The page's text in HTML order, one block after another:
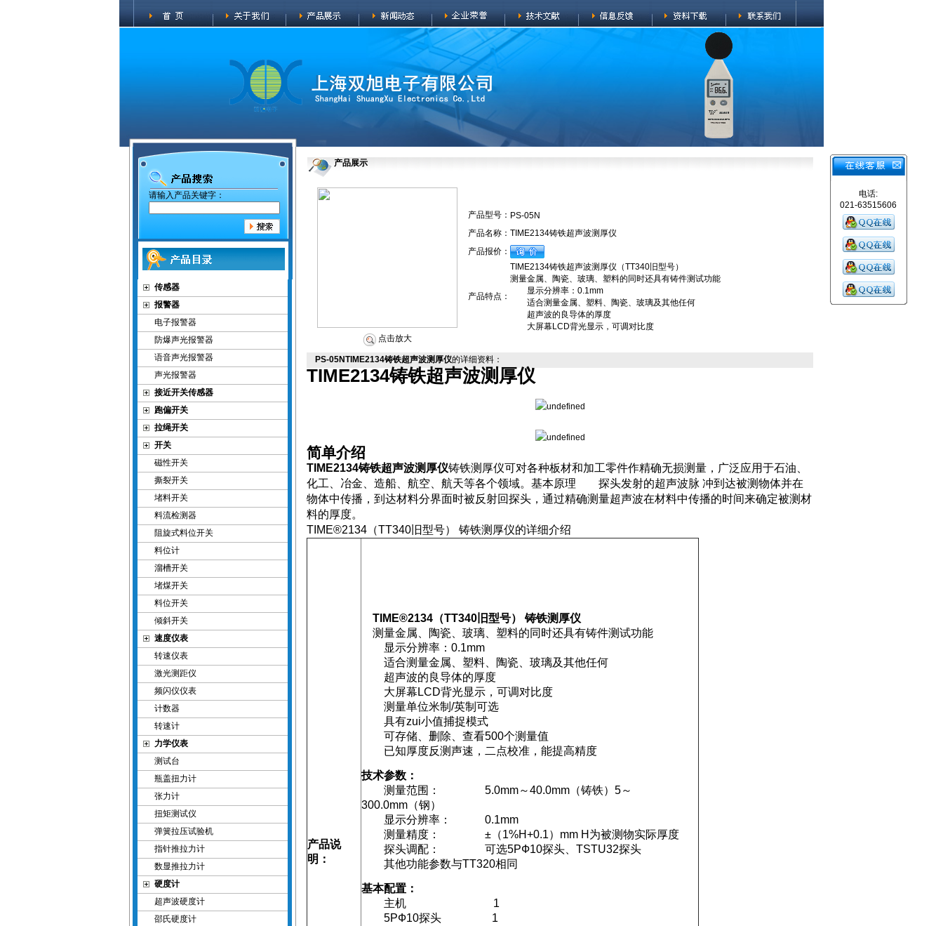
电话:
021-63515606
请输入产品关键字：
传感器
报警器
电子报警器
防爆声光报警器
语音声光报警器
声光报警器
接近开关传感器
跑偏开关
拉绳开关
开关
磁性开关
撕裂开关
堵料开关
料流检测器
阻旋式料位开关
料位计
溜槽开关
堵煤开关
料位开关
倾斜开关
速度仪表
转速仪表
激光测距仪
频闪仪仪表
计数器
转速计
力学仪表
测试台
瓶盖扭力计
张力计
扭矩测试仪
弹簧拉压试验机
指针推拉力计
数显推拉力计
硬度计
超声波硬度计
邵氏硬度计
产品展示
点击放大
产品型号： PS-05N
产品名称： TIME2134铸铁超声波测厚仪
产品报价：
产品特点：
TIME2134铸铁超声波测厚仪（TT340旧型号）
测量金属、陶瓷、玻璃、塑料的同时还具有铸件测试功能
显示分辨率：0.1mm
适合测量金属、塑料、陶瓷、玻璃及其他任何
超声波的良导体的厚度
大屏幕LCD背光显示，可调对比度
PS-05NTIME2134铸铁超声波测厚仪的详细资料：
TIME2134铸铁超声波测厚仪
简单介绍
TIME2134铸铁超声波测厚仪铸铁测厚仪可对各种板材和加工零件作精确无损测量，广泛应用于石油、
化工、冶金、造船、航空、航天等各个领域。基本原理 探头发射的超声波脉 冲到达被测物体并在
物体中传播，到达材料分界面时被反射回探头，通过精确测量超声波在材料中传播的时间来确定被测材
料的厚度。
TIME®2134（TT340旧型号） 铸铁测厚仪的详细介绍
产品说
明：
TIME®2134（TT340旧型号） 铸铁测厚仪
测量金属、陶瓷、玻璃、塑料的同时还具有铸件测试功能
显示分辨率：0.1mm
适合测量金属、塑料、陶瓷、玻璃及其他任何
超声波的良导体的厚度
大屏幕LCD背光显示，可调对比度
测量单位米制/英制可选
具有zui小值捕捉模式
可存储、删除、查看500个测量值
已知厚度反测声速，二点校准，能提高精度
技术参数：
测量范围： 5.0mm～40.0mm（铸铁）5～
300.0mm（钢）
显示分辨率： 0.1mm
测量精度： ±（1%H+0.1）mm H为被测物实际厚度
探头调配： 可选5PФ10探头、TSTU32探头
其他功能参数与TT320相同
基本配置：
主机 1
5PФ10探头 1